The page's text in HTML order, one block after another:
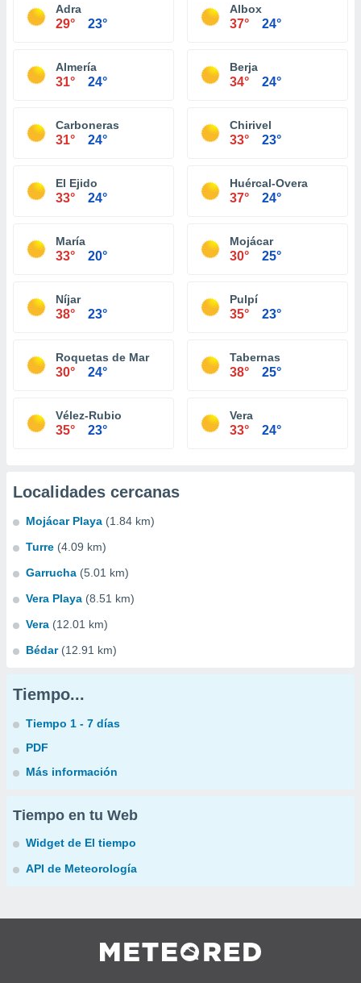
Adra
29° 23°
Albox
37° 24°
Almería
31° 24°
Berja
34° 24°
Carboneras
31° 24°
Chirivel
33° 23°
El Ejido
33° 24°
Huércal-Overa
37° 24°
María
33° 20°
Mojácar
30° 25°
Níjar
38° 23°
Pulpí
35° 23°
Roquetas de Mar
30° 24°
Tabernas
38° 25°
Vélez-Rubio
35° 23°
Vera
33° 24°
Localidades cercanas
Mojácar Playa (1.84 km)
Turre (4.09 km)
Garrucha (5.01 km)
Vera Playa (8.51 km)
Vera (12.01 km)
Bédar (12.91 km)
Tiempo...
Tiempo 1 - 7 días
PDF
Más información
Tiempo en tu Web
Widget de El tiempo
API de Meteorología